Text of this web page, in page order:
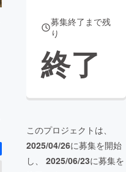
募集終了まで残
り
終了
このプロジェクトは、
2025/04/26に募集を開始
し、 2025/06/23に募集を